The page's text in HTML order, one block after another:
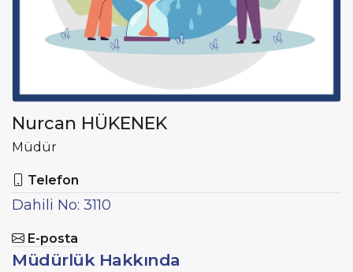
Nurcan HÜKENEK
Müdür
Telefon
Dahili No: 3110
E-posta
Müdürlük Hakkında